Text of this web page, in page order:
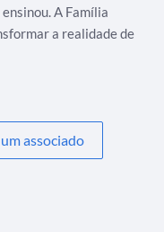
A Família
a realidade de
um associado